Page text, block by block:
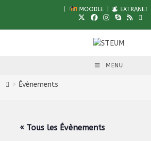
MOODLE| EXTRANET
MENU
> Évènements
« Tous les Évènements